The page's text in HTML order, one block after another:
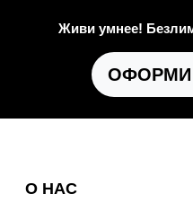
Живи умнее!
ОФОРМИ
О НАС